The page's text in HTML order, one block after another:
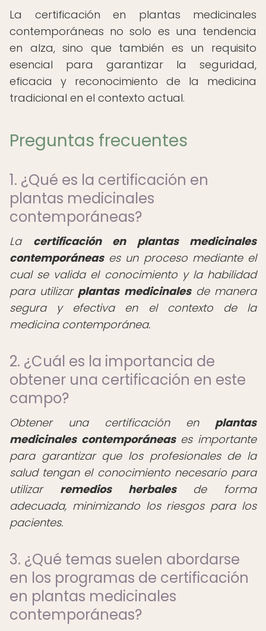
La certificación en plantas medicinales
contemporáneas no solo es una tendencia
en alza, sino que también es un requisito
esencial para garantizar la seguridad,
eficacia y reconocimiento de la medicina
tradicional en el contexto actual.
Preguntas frecuentes
1. ¿Qué es la certificación en
plantas medicinales
contemporáneas?
La certificación en plantas medicinales
contemporáneases un proceso mediante el
cual se valida el conocimiento y la habilidad
para utilizar plantas medicinalesde manera
segura y efectiva en el contexto de la
medicina contemporánea.
2. ¿Cuál es la importancia de
obtener una certificación en este
campo?
Obtener una certificación en plantas
medicinales contemporáneases importante
para garantizar que los profesionales de la
salud tengan el conocimiento necesario para
utilizar remedios herbalesde forma
adecuada, minimizando los riesgos para los
pacientes.
3. ¿Qué temas suelen abordarse
en los programas de certificación
en plantas medicinales
contemporáneas?